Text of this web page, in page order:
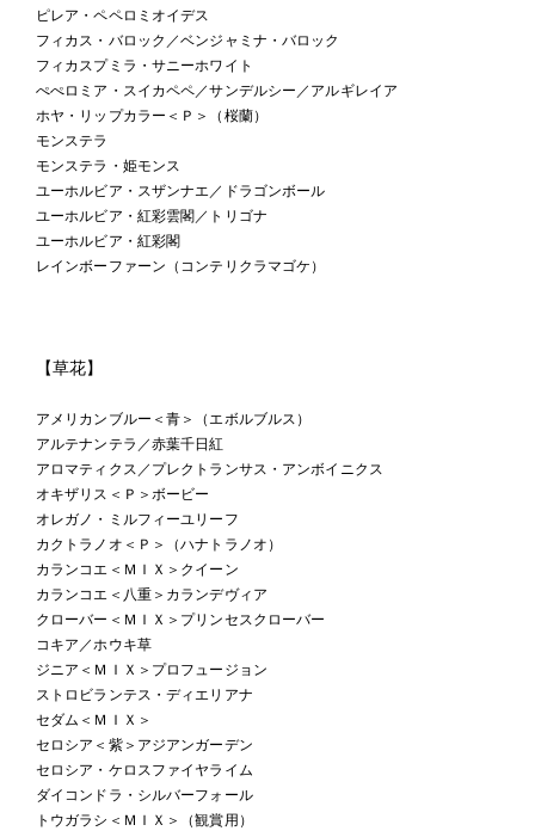
ピレア・ペペロミオイデス
フィカス・バロック／ベンジャミナ・バロック
フィカスプミラ・サニーホワイト
ぺぺロミア・スイカペペ／サンデルシー／アルギレイア
ホヤ・リップカラー＜Ｐ＞（桜蘭）
モンステラ
モンステラ・姫モンス
ユーホルビア・スザンナエ／ドラゴンボール
ユーホルビア・紅彩雲閣／トリゴナ
ユーホルビア・紅彩閣
レインボーファーン（コンテリクラマゴケ）
【草花】
アメリカンブルー＜青＞（エボルブルス）
アルテナンテラ／赤葉千日紅
アロマティクス／プレクトランサス・アンボイニクス
オキザリス＜Ｐ＞ボービー
オレガノ・ミルフィーユリーフ
カクトラノオ＜Ｐ＞（ハナトラノオ）
カランコエ＜ＭＩＸ＞クイーン
カランコエ＜八重＞カランデヴィア
クローバー＜ＭＩＸ＞プリンセスクローバー
コキア／ホウキ草
ジニア＜ＭＩＸ＞プロフュージョン
ストロビランテス・ディエリアナ
セダム＜ＭＩＸ＞
セロシア＜紫＞アジアンガーデン
セロシア・ケロスファイヤライム
ダイコンドラ・シルバーフォール
トウガラシ＜ＭＩＸ＞（観賞用）